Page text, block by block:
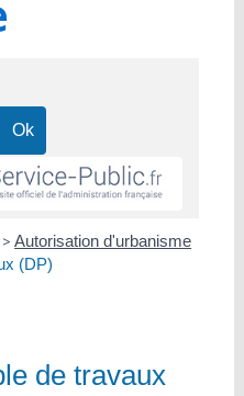
> Autorisation d'urbanisme
(DP)
de travaux